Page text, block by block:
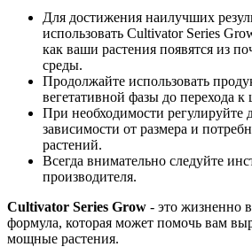
Для достижения наилучших
использовать Cultivator Series
как ваши растения появятся из
среды.
Продолжайте использовать
вегетативной фазы до перехода к
При необходимости регулируйте
зависимости от размера и
растений.
Всегда внимательно следуйте
производителя.
Cultivator Series Grow - это жизненно
формула, которая может помочь вам
мощные растения.